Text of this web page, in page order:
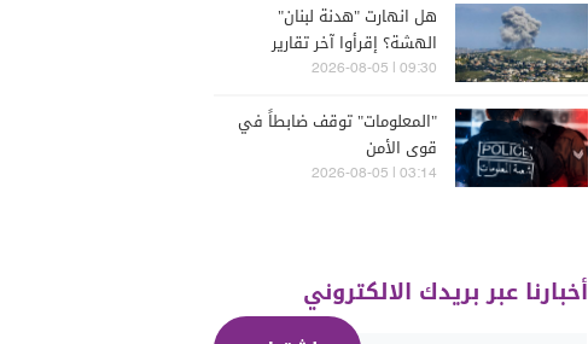
هل انهارت "هدنة لبنان"
الهشة؟ إقرأوا آخر تقارير
إسرائيلية
09:30 | 2026-08-05
"المعلومات" توقف ضابطاً في
قوى الأمن
03:14 | 2026-08-05
أخبارنا عبر بريدك الالكتروني